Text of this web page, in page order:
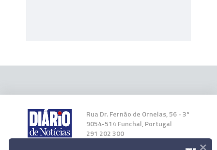
Rua Dr. Fernão de Ornelas, 56 - 3º
9054-514 Funchal, Portugal
291 202 300